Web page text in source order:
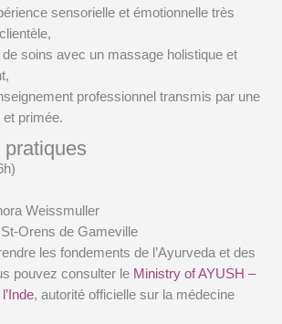
sensorielle et émotionnelle très
soins avec un massage holistique et
professionnel transmis par une
primée.
pratiques
Weissmuller
Orens de Gameville
les fondements de l’Ayurveda et des
pouvez consulter le Ministry of AYUSH –
, autorité officielle sur la médecine